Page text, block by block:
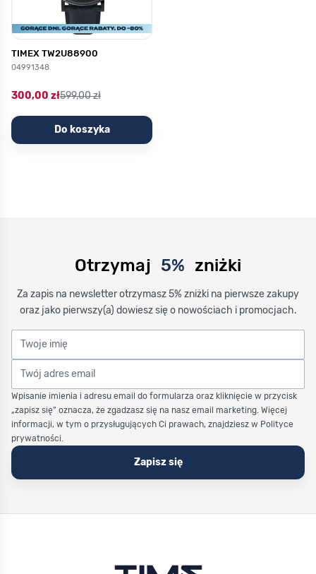
TIMEX TW2U88900
04991348
300,00 zł599,00 zł
Do koszyka
Otrzymaj 5% zniżki
Za zapis na newsletter otrzymasz 5% zniżki na pierwsze zakupy
oraz jako pierwszy(a) dowiesz się o nowościach i promocjach.
Twoje imię
Twój adres email
Wpisanie imienia i adresu email do formularza oraz kliknięcie w przycisk
„zapisz się” oznacza, że zgadzasz się na nasz email marketing. Więcej
informacji, w tym o przysługujących Ci prawach, znajdziesz w Polityce
prywatności.
Zapisz się